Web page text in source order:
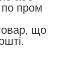
пром
що